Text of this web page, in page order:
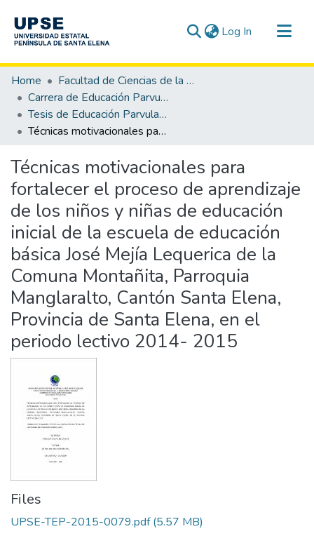
Log In (current)
Communities & Collections
All of DSpace
Statistics
Home
Facultad de Ciencias de la Educación e Idiomas
Carrera de Educación Parvularia
Tesis de Educación Parvularia
Técnicas motivacionales para fortalecer el proceso de aprendizaje de los niños y niñas de educación inicial de la escuela de educación básica José Mejía Lequerica de la Comuna Montañita, Parroquia Manglaralto, Cantón Santa Elena, Provincia de Santa Elena, en el periodo lectivo 2014- 2015
Técnicas motivacionales para
fortalecer el proceso de aprendizaje
de los niños y niñas de educación
inicial de la escuela de educación
básica José Mejía Lequerica de la
Comuna Montañita, Parroquia
Manglaralto, Cantón Santa Elena,
Provincia de Santa Elena, en el
periodo lectivo 2014- 2015
Files
UPSE-TEP-2015-0079.pdf(5.57 MB)